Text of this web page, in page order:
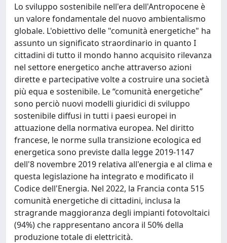
Lo sviluppo sostenibile nell'era dell'Antropocene è
un valore fondamentale del nuovo ambientalismo
globale. L'obiettivo delle "comunità energetiche" ha
assunto un significato straordinario in quanto I
cittadini di tutto il mondo hanno acquisito rilevanza
nel settore energetico anche attraverso azioni
dirette e partecipative volte a costruire una società
più equa e sostenibile. Le “comunità energetiche”
sono perciò nuovi modelli giuridici di sviluppo
sostenibile diffusi in tutti i paesi europei in
attuazione della normativa europea. Nel diritto
francese, le norme sulla transizione ecologica ed
energetica sono previste dalla legge 2019-1147
dell'8 novembre 2019 relativa all'energia e al clima e
questa legislazione ha integrato e modificato il
Codice dell'Energia. Nel 2022, la Francia conta 515
comunità energetiche di cittadini, inclusa la
stragrande maggioranza degli impianti fotovoltaici
(94%) che rappresentano ancora il 50% della
produzione totale di elettricità.